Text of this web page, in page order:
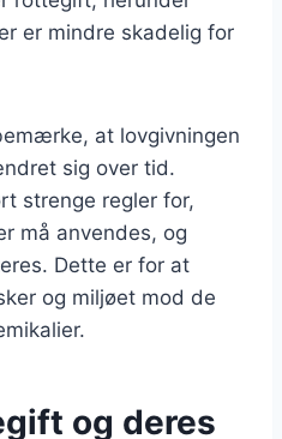
er mindre skadelig for
at lovgivningen
sig over tid.
strenge regler for,
må anvendes, og
Dette er for at
og miljøet mod de
og deres